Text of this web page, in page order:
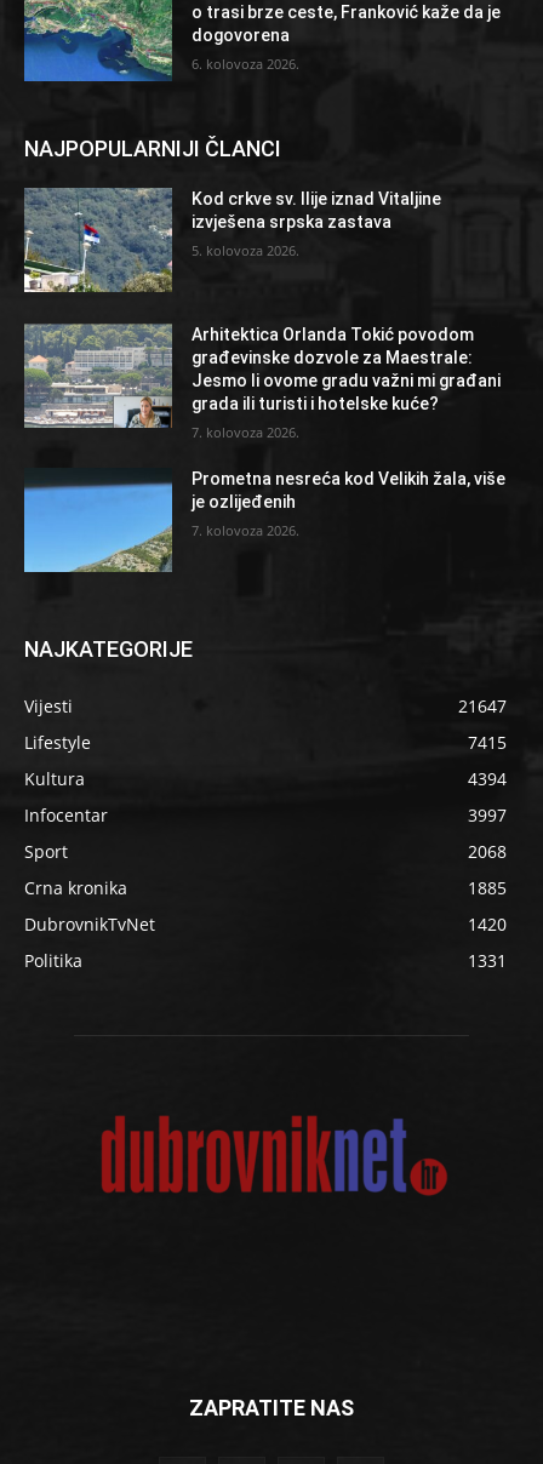
o trasi brze ceste, Franković kaže da je
dogovorena
6. kolovoza 2026.
NAJPOPULARNIJI ČLANCI
Kod crkve sv. Ilije iznad Vitaljine
izvješena srpska zastava
5. kolovoza 2026.
Arhitektica Orlanda Tokić povodom
građevinske dozvole za Maestrale:
Jesmo li ovome gradu važni mi građani
grada ili turisti i hotelske kuće?
7. kolovoza 2026.
Prometna nesreća kod Velikih žala, više
je ozlijeđenih
7. kolovoza 2026.
NAJKATEGORIJE
Vijesti
21647
Lifestyle
7415
Kultura
4394
Infocentar
3997
Sport
2068
Crna kronika
1885
DubrovnikTvNet
1420
Politika
1331
ZAPRATITE NAS